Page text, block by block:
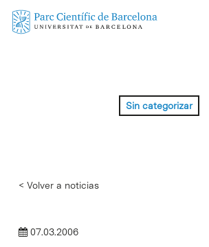
Skip
Sin categorizar
< Volver a noticias
07.03.2006